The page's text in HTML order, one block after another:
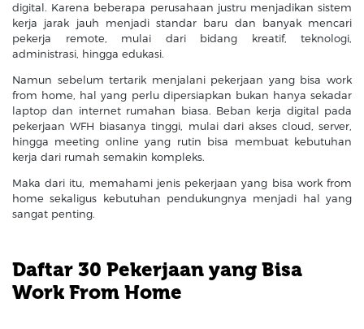
digital. Karena beberapa perusahaan justru menjadikan sistem
kerja jarak jauh menjadi standar baru dan banyak mencari
pekerja remote, mulai dari bidang kreatif, teknologi,
administrasi, hingga edukasi.
Namun sebelum tertarik menjalani pekerjaan yang bisa work
from home, hal yang perlu dipersiapkan bukan hanya sekadar
laptop dan internet rumahan biasa. Beban kerja digital pada
pekerjaan WFH biasanya tinggi, mulai dari akses cloud, server,
hingga meeting online yang rutin bisa membuat kebutuhan
kerja dari rumah semakin kompleks.
Maka dari itu, memahami jenis pekerjaan yang bisa work from
home sekaligus kebutuhan pendukungnya menjadi hal yang
sangat penting.
Daftar 30 Pekerjaan yang Bisa
Work From Home